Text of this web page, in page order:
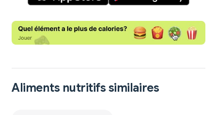
Aliments nutritifs similaires